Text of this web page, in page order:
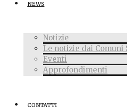
NEWS
Notizie
Le notizie dai Comuni
Eventi
Approfondimenti
CONTATTI